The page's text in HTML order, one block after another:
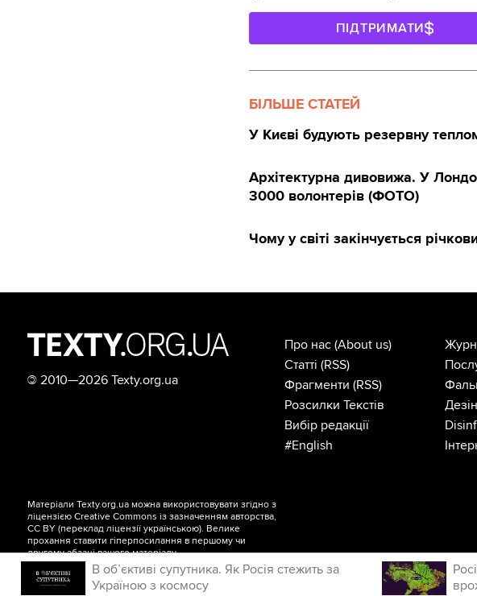
ПІДТРИМАТИ
БІЛЬШЕ СТАТЕЙ
У Києві будують ️резервну
Архітектурна дивовижа. У
3000 волонтерів (ФОТО)
Чому у світі закінчується
В об’єктиві супутника. Як Росія стежить за
Україною з космосу
© 2010—2026 Texty.org.ua
Про нас (About us)
Статті (RSS)
Фрагменти (RSS)
Розсилки Текстів
Вибір редакції
#English
Матеріали Texty.org.ua можна використовувати згідно з
ліцензієюCreative Commons із зазначенням авторства,
CC BY (переклад ліцензіїукраїнською). Велике
прохання ставити гіперпосилання в першому чи
другому абзаці вашого матеріалу.